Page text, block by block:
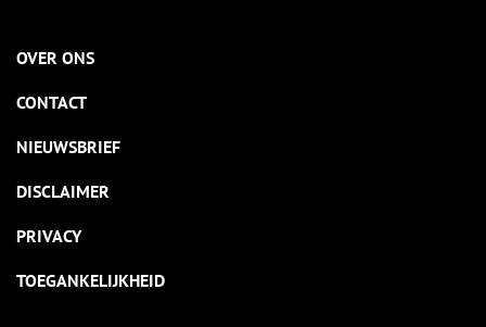
OVER ONS
CONTACT
NIEUWSBRIEF
DISCLAIMER
PRIVACY
TOEGANKELIJKHEID